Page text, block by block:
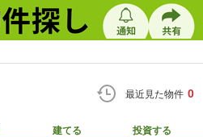
最近見た物件 0
建てる 投資する